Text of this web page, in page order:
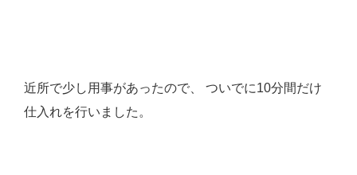
近所で少し用事があったので、 ついでに10分間だけ
仕入れを行いました。